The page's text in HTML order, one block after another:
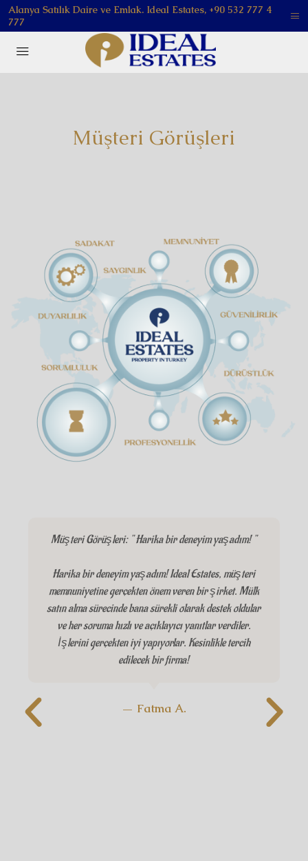
Alanya Satılık Daire ve Emlak. Ideal Estates, +90 532 777 4
777
Müşteri Görüşleri
Müşteri Görüşleri: " Harika bir deneyim yaşadım! "
Harika bir deneyim yaşadım! Ideal Estates, müşteri
memnuniyetine gerçekten önem veren bir şirket. Mülk
satın alma sürecinde bana sürekli olarak destek oldular
ve her soruma hızlı ve açıklayıcı yanıtlar verdiler.
İşlerini gerçekten iyi yapıyorlar. Kesinlikle tercih
edilecek bir firma!
— Fatma A.